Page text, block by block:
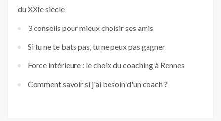
du XXIe siècle
3 conseils pour mieux choisir ses amis
Si tu ne te bats pas, tu ne peux pas gagner
Force intérieure : le choix du coaching à Rennes
Comment savoir si j'ai besoin d'un coach ?